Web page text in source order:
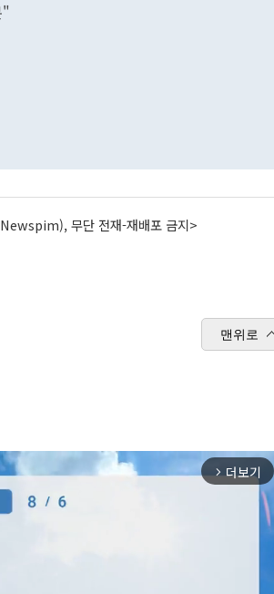
무단 전재-재배포 금지>
맨위로
arrow_forward_ios 더보기